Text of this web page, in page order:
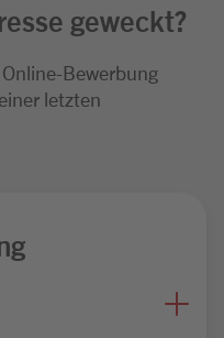
geweckt?
Bewerbung
letzten